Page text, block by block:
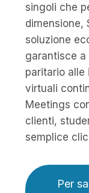
singoli che
dimensione,
soluzione
garantisce
paritario alle
virtuali
Meetings
clienti,
semplice
Per